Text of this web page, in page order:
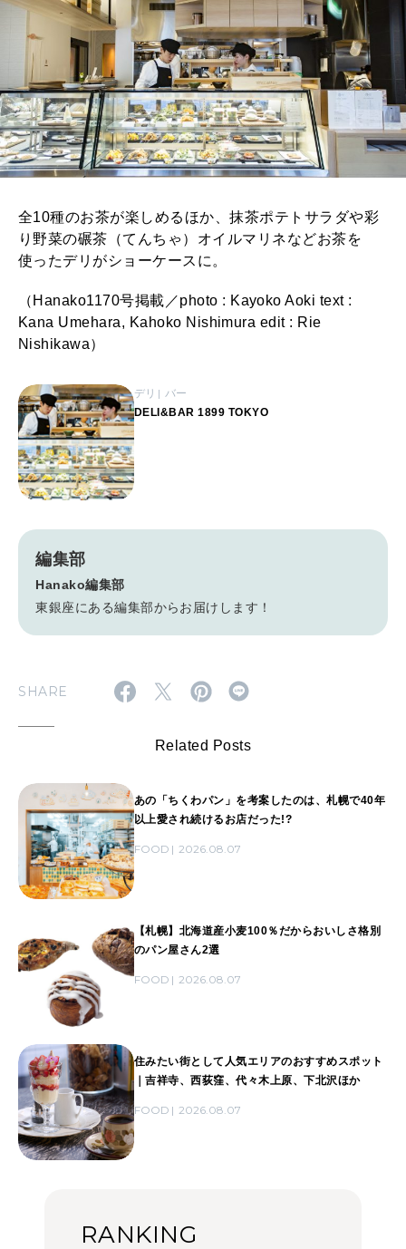
全10種のお茶が楽しめるほか、抹茶ポテトサラダや彩
り野菜の碾茶（てんちゃ）オイルマリネなどお茶を
使ったデリがショーケースに。
（Hanako1170号掲載／photo : Kayoko Aoki text :
Kana Umehara, Kahoko Nishimura edit : Rie
Nishikawa）
デリ バー
DELI&BAR 1899 TOKYO
編集部
Hanako編集部
東銀座にある編集部からお届けします！
SHARE
Related Posts
あの「ちくわパン」を考案したのは、札幌で40年
以上愛され続けるお店だった!?
FOOD 2026.08.07
【札幌】北海道産小麦100％だからおいしさ格別
のパン屋さん2選
FOOD 2026.08.07
住みたい街として人気エリアのおすすめスポット
｜吉祥寺、西荻窪、代々木上原、下北沢ほか
FOOD 2026.08.07
RANKING